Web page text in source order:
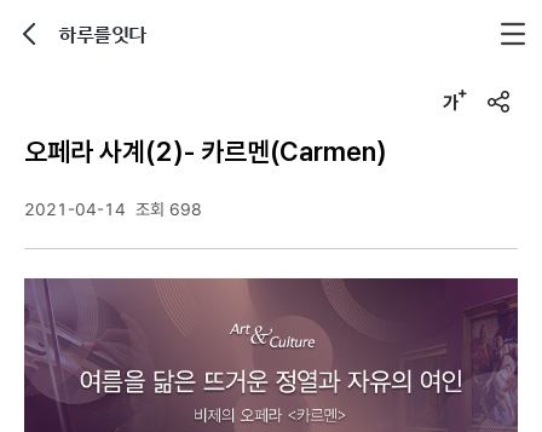
하루를잇다
u
오페라 사계(2)- 카르멘(Carmen)
2021-04-14 조회 698